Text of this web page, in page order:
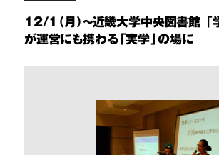
12/1（月）～近畿大学中央図書館
が運営にも携わる「実学」の場に